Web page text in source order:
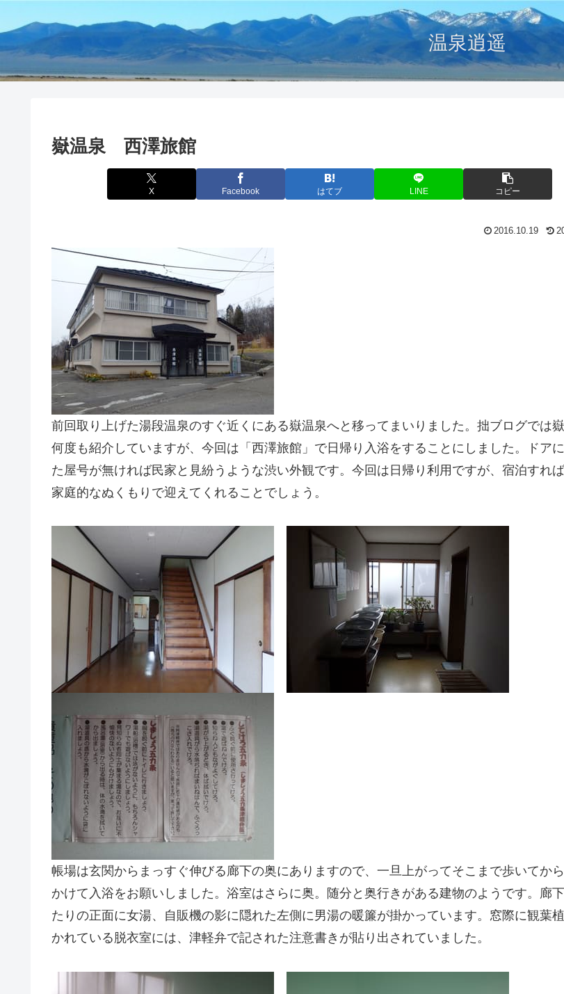
温泉逍遥
嶽温泉 西澤旅館
X Facebook はてブ LINE コピー
2016.10.19
前回取り上げた湯段温泉のすぐ近くにある嶽温泉へと移ってまいりました。拙ブログでは
何度も紹介していますが、今回は「西澤旅館」で日帰り入浴をすることにしました。ドア
た屋号が無ければ民家と見紛うような渋い外観です。今回は日帰り利用ですが、宿泊すれ
家庭的なぬくもりで迎えてくれることでしょう。
帳場は玄関からまっすぐ伸びる廊下の奥にありますので、一旦上がってそこまで歩いてか
かけて入浴をお願いしました。浴室はさらに奥。随分と奥行きがある建物のようです。廊
たりの正面に女湯、自販機の影に隠れた左側に男湯の暖簾が掛かっています。窓際に観葉
かれている脱衣室には、津軽弁で記された注意書きが貼り出されていました。